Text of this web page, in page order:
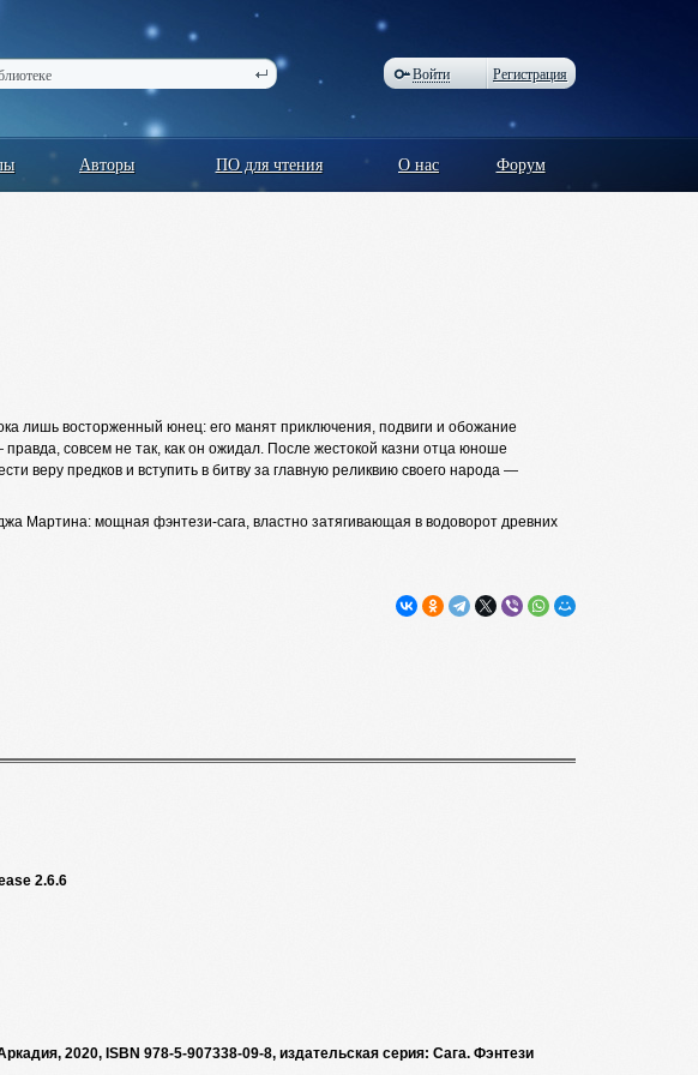
Войти Регистрация
Авторы ПО для чтения О нас Форум
лишь восторженный юнец: его манят приключения, подвиги и обожание
совсем не так, как он ожидал. После жестокой казни отца юноше
веру предков и вступить в битву за главную реликвию своего народа —
Мартина: мощная фэнтези-сага, властно затягивающая в водоворот древних
2.6.6
2020, ISBN 978-5-907338-09-8, издательская серия: Сага. Фэнтези